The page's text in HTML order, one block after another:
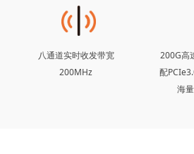
八通道实时收发带宽
200MHz
200G高
配
海